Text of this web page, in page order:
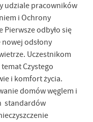
udziale pracowników
i Ochrony
odbyło się
odsłony
Uczestnikom
Czystego
i komfort życia.
domów węglem i
standardów